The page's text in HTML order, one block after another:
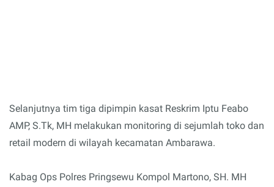
Selanjutnya tim tiga dipimpin kasat Reskrim Iptu Feabo
AMP, S.Tk, MH melakukan monitoring di sejumlah toko dan
retail modern di wilayah kecamatan Ambarawa.
Kabag Ops Polres Pringsewu Kompol Martono, SH. MH